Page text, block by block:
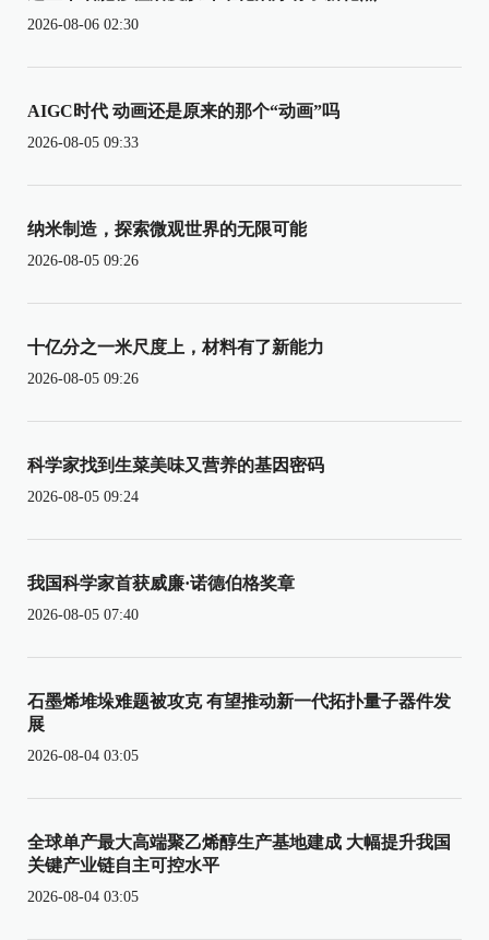
2026-08-06 02:30
AIGC时代 动画还是原来的那个“动画”吗
2026-08-05 09:33
纳米制造，探索微观世界的无限可能
2026-08-05 09:26
十亿分之一米尺度上，材料有了新能力
2026-08-05 09:26
科学家找到生菜美味又营养的基因密码
2026-08-05 09:24
我国科学家首获威廉·诺德伯格奖章
2026-08-05 07:40
石墨烯堆垛难题被攻克 有望推动新一代拓扑量子器件发
展
2026-08-04 03:05
全球单产最大高端聚乙烯醇生产基地建成 大幅提升我国
关键产业链自主可控水平
2026-08-04 03:05